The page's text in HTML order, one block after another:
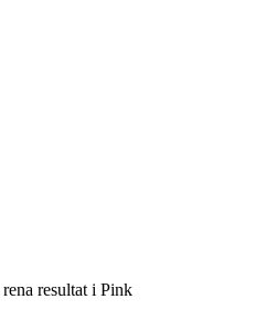
resultat i Pink